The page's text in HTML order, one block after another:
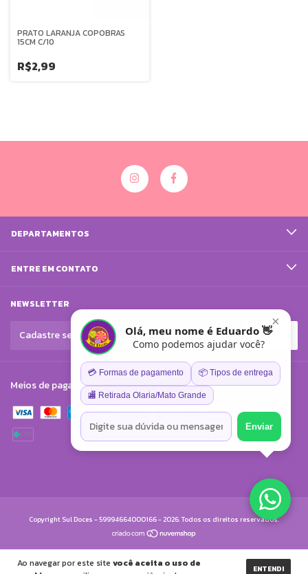
Ao navegar por este site você aceita o uso de
ENTENDI
PRATO LARANJA COPOBRAS
15CM C/10
R$2,99
DEPARTAMENTOS
ENTRE EM CONTATO
NEWSLETTER
Meios de pagamento
×
Olá, meu nome é Eduardo 👋
Como podemos ajudar você?
💳 Formas de pagamento 📦 Tipos de entrega
🏬 Retirada Olaria/Mato Grande
Enviar
Copyright Sul Doces - 59994664000166 - 2026. Todos os direitos reservados.